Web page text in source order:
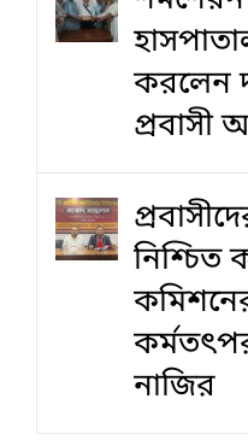
করলেন
প্রবাসী
নিশ্চিত
নাজির